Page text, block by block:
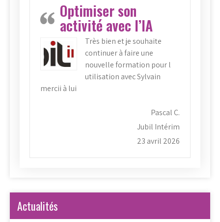
Optimiser son
activité avec l’IA
Très bien et je souhaite
continuer à faire une
nouvelle formation pour l
utilisation avec Sylvain
mercii à lui
Pascal C.
Jubil Intérim
23 avril 2026
Actualités